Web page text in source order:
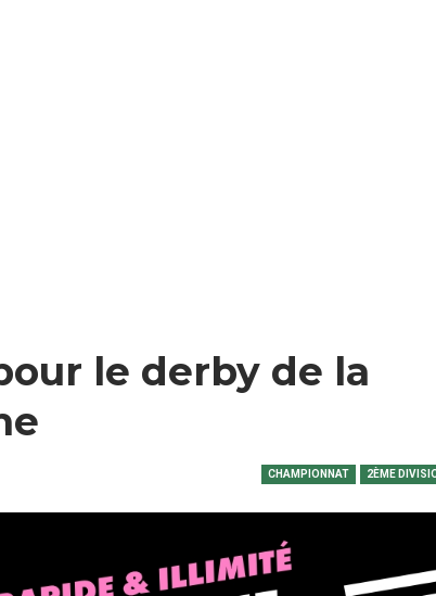
le derby de la
CHAMPIONNAT 2ÈME